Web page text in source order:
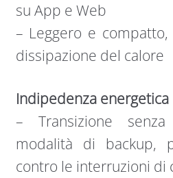
su App e Web
– Leggero e
dissipazione del calore
Indipedenza energetica
– Transizione
modalità di backup,
contro le interruzioni di